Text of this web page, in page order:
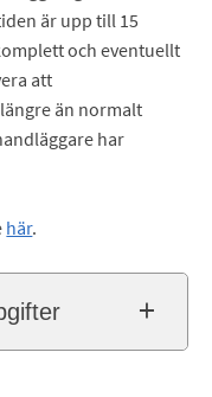
är upp till 15
och eventuellt
att
än normalt
har
här.